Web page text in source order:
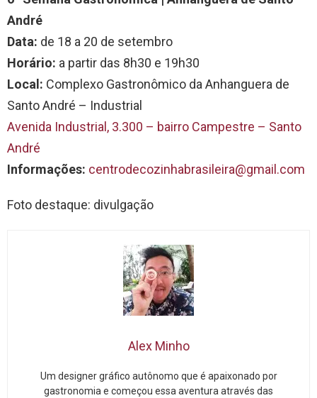
André
Data: de 18 a 20 de setembro
Horário: a partir das 8h30 e 19h30
Local: Complexo Gastronômico da Anhanguera de
Santo André – Industrial
Avenida Industrial, 3.300 – bairro Campestre – Santo
André
Informações: centrodecozinhabrasileira@gmail.com
Foto destaque: divulgação
Alex Minho
Um designer gráfico autônomo que é apaixonado por
gastronomia e começou essa aventura através das